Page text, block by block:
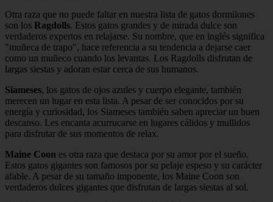
Otra raza que no puede faltar en nuestra lista de gatos dormilones
son los Ragdolls. Estos gatos grandes y de mirada dulce son
verdaderos expertos en relajarse. Su nombre, que en inglés significa
"muñeca de trapo", hace referencia a su tendencia a dejarse caer
como un muñeco cuando los levantas. Los Ragdolls disfrutan de
largas siestas y adoran estar cerca de sus humanos.
Siameses, los gatos de ojos azules y cuerpo elegante, también
merecen un lugar en esta lista. A pesar de ser conocidos por su
energía y curiosidad, los Siameses también saben apreciar un buen
descanso. Les encanta acurrucarse en lugares cálidos y mullidos
para disfrutar de sus momentos de relax.
Maine Coon es otra raza que destaca por su amor por el sueño.
Estos gatos gigantes son famosos por su pelaje espeso y su carácter
afable. A pesar de su tamaño imponente, los Maine Coon son
verdaderos dulces gigantes que disfrutan de largas siestas al sol.